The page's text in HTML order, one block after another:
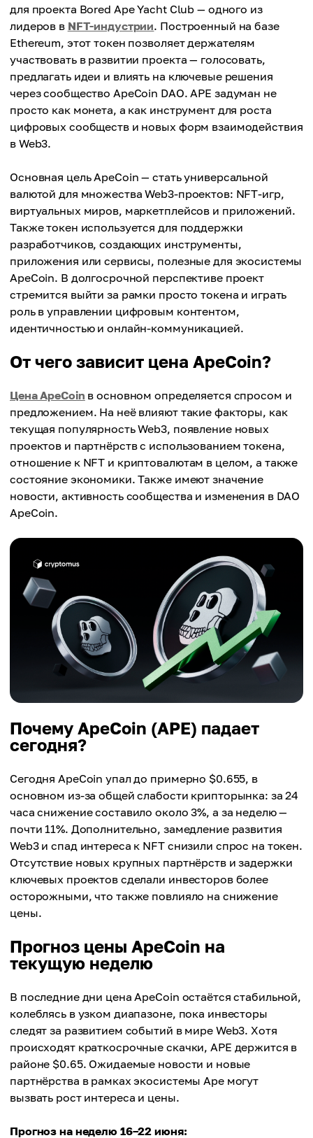
для проекта Bored Ape Yacht Club — одного из
лидеров в NFT-индустрии. Построенный на базе
Ethereum, этот токен позволяет держателям
участвовать в развитии проекта — голосовать,
предлагать идеи и влиять на ключевые решения
через сообщество ApeCoin DAO. APE задуман не
просто как монета, а как инструмент для роста
цифровых сообществ и новых форм взаимодействия
в Web3.
Основная цель ApeCoin — стать универсальной
валютой для множества Web3-проектов: NFT-игр,
виртуальных миров, маркетплейсов и приложений.
Также токен используется для поддержки
разработчиков, создающих инструменты,
приложения или сервисы, полезные для экосистемы
ApeCoin. В долгосрочной перспективе проект
стремится выйти за рамки просто токена и играть
роль в управлении цифровым контентом,
идентичностью и онлайн-коммуникацией.
От чего зависит цена ApeCoin?
Цена ApeCoin в основном определяется спросом и
предложением. На неё влияют такие факторы, как
текущая популярность Web3, появление новых
проектов и партнёрств с использованием токена,
отношение к NFT и криптовалютам в целом, а также
состояние экономики. Также имеют значение
новости, активность сообщества и изменения в DAO
ApeCoin.
Почему ApeCoin (APE) падает
сегодня?
Сегодня ApeCoin упал до примерно $0.655, в
основном из-за общей слабости крипторынка: за 24
часа снижение составило около 3%, а за неделю —
почти 11%. Дополнительно, замедление развития
Web3 и спад интереса к NFT снизили спрос на токен.
Отсутствие новых крупных партнёрств и задержки
ключевых проектов сделали инвесторов более
осторожными, что также повлияло на снижение
цены.
Прогноз цены ApeCoin на
текущую неделю
В последние дни цена ApeCoin остаётся стабильной,
колеблясь в узком диапазоне, пока инвесторы
следят за развитием событий в мире Web3. Хотя
происходят краткосрочные скачки, APE держится в
районе $0.65. Ожидаемые новости и новые
партнёрства в рамках экосистемы Ape могут
вызвать рост интереса и цены.
Прогноз на неделю 16–22 июня: